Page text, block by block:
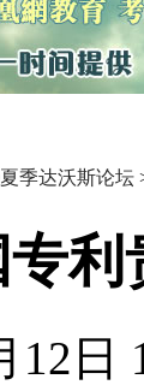
季达沃斯论坛
12日